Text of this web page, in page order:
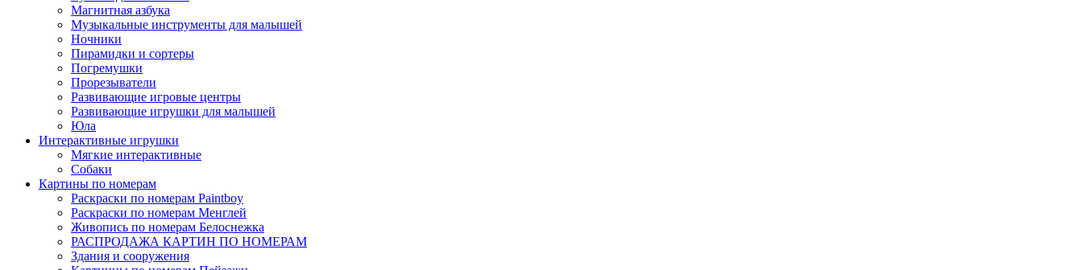
Магнитная азбука
Музыкальные инструменты для малышей
Ночники
Пирамидки и сортеры
Погремушки
Прорезыватели
Развивающие игровые центры
Развивающие игрушки для малышей
Юла
Интерактивные игрушки
Мягкие интерактивные
Собаки
Картины по номерам
Раскраски по номерам Paintboy
Раскраски по номерам Менглей
Живопись по номерам Белоснежка
РАСПРОДАЖА КАРТИН ПО НОМЕРАМ
Здания и сооружения